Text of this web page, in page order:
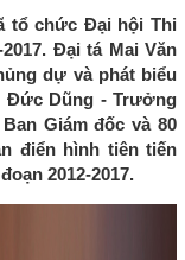
tổ chức Đại hội Thi
Đại tá Mai Văn
dự và phát biểu
Đức Dũng - Trưởng
Giám đốc và 80
điển hình tiên tiến
2012-2017.